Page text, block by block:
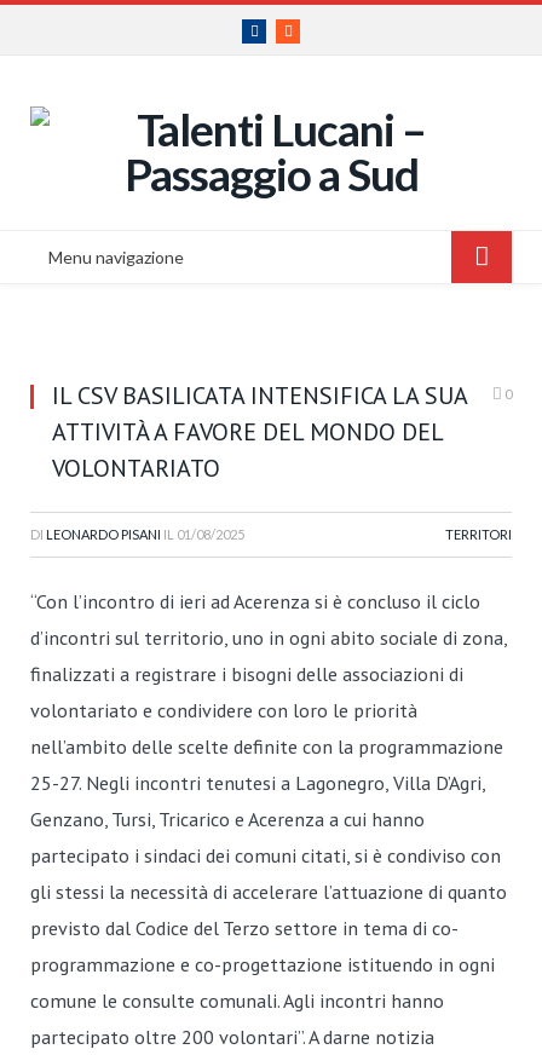
Facebook
RSS
Menu navigazione
IL CSV BASILICATA INTENSIFICA LA SUA
ATTIVITÀ A FAVORE DEL MONDO DEL
VOLONTARIATO
0
DI LEONARDO PISANI IL 01/08/2025 TERRITORI
“Con l’incontro di ieri ad Acerenza si è concluso il ciclo
d’incontri sul territorio, uno in ogni abito sociale di zona,
finalizzati a registrare i bisogni delle associazioni di
volontariato e condividere con loro le priorità
nell’ambito delle scelte definite con la programmazione
25-27. Negli incontri tenutesi a Lagonegro, Villa D’Agri,
Genzano, Tursi, Tricarico e Acerenza a cui hanno
partecipato i sindaci dei comuni citati, si è condiviso con
gli stessi la necessità di accelerare l’attuazione di quanto
previsto dal Codice del Terzo settore in tema di co-
programmazione e co-progettazione istituendo in ogni
comune le consulte comunali. Agli incontri hanno
partecipato oltre 200 volontari”. A darne notizia